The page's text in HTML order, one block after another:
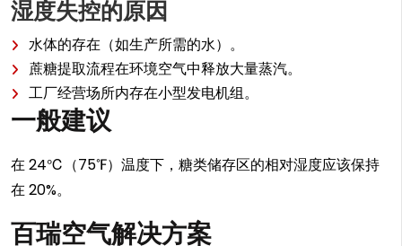
湿度失控的原因
水体的存在（如生产所需的水）。
蔗糖提取流程在环境空气中释放大量蒸汽。
工厂经营场所内存在小型发电机组。
一般建议
在 24℃（75℉）温度下，糖类储存区的相对湿度应该保持
在 20%。
百瑞空气解决方案